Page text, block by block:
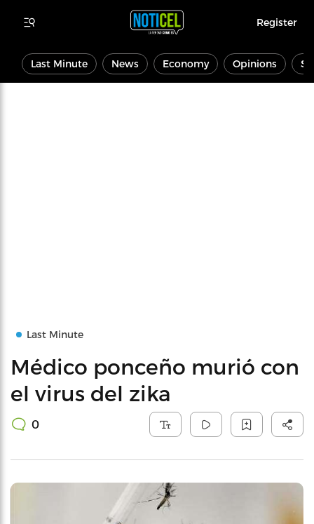
Register
Last Minute News Economy Opinions
Last Minute
Médico ponceño murió con
el virus del zika
0